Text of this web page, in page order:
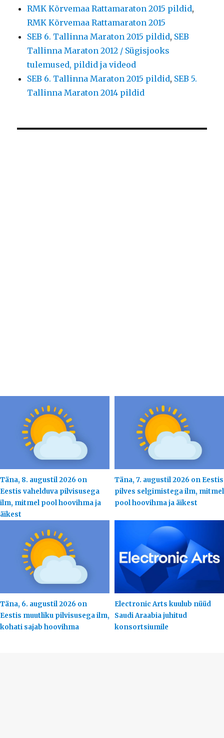
RMK Kõrvemaa Rattamaraton 2015 pildid,
RMK Kõrvemaa Rattamaraton 2015
SEB 6. Tallinna Maraton 2015 pildid, SEB
Tallinna Maraton 2012 / Sügisjooks
tulemused, pildid ja videod
SEB 6. Tallinna Maraton 2015 pildid, SEB 5.
Tallinna Maraton 2014 pildid
Täna, 8. augustil 2026 on
Eestis vahelduva pilvisusega
ilm, mitmel pool hoovihma ja
äikest
Täna, 7. augustil 2026 on Eestis
pilves selgimistega ilm, mitmel
pool hoovihma ja äikest
Täna, 6. augustil 2026 on
Eestis muutliku pilvisusega ilm,
kohati sajab hoovihma
Electronic Arts kuulub nüüd
Saudi Araabia juhitud
konsortsiumile